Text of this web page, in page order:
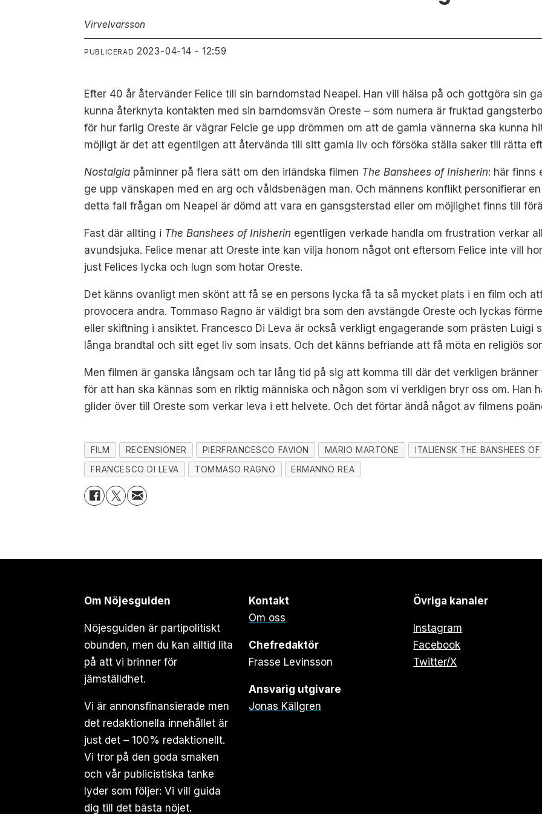
VirveIvarsson
PUBLICERAD 2023-04-14 - 12:59
Efter 40 år återvänder Felice till sin barndomstad Neapel. Han vill hälsa på och gottgöra sin
kunna återknyta kontakten med sin barndomsvän Oreste – som numera är fruktad
för hur farlig Oreste är vägrar Felcie ge upp drömmen om att de gamla vännerna ska kunna
möjligt är det att egentligen att återvända till sitt gamla liv och försöka ställa saker till rätta
Nostalgia påminner på flera sätt om den irländska filmen The Banshees of Inisherin: här finns
ge upp vänskapen med en arg och våldsbenägen man. Och männens konflikt personifierar
detta fall frågan om Neapel är dömd att vara en gansgsterstad eller om möjlighet finns till
Fast där allting i The Banshees of Inisherin egentligen verkade handla om frustration verkar
avundsjuka. Felice menar att Oreste inte kan vilja honom något ont eftersom Felice inte vill
just Felices lycka och lugn som hotar Oreste.
Det känns ovanligt men skönt att få se en persons lycka få ta så mycket plats i en film och
provocera andra. Tommaso Ragno är väldigt bra som den avstängde Oreste och lyckas
eller skiftning i ansiktet. Francesco Di Leva är också verkligt engagerande som prästen Luigi
långa brandtal och sitt eget liv som insats. Och det känns befriande att få möta en religiös
Men filmen är ganska långsam och tar lång tid på sig att komma till där det verkligen
för att han ska kännas som en riktig människa och någon som vi verkligen bryr oss om. Han
glider över till Oreste som verkar leva i ett helvete. Och det förtar ändå något av filmens
FILM RECENSIONER PIERFRANCESCO FAVION MARIO MARTONE
ITALIENSK THE BANSHEES
FRANCESCO DI LEVA
TOMMASO RAGNO ERMANNO REA
Om Nöjesguiden
Nöjesguiden är partipolitiskt
obunden, men du kan alltid lita
på att vi brinner för
jämställdhet.
Vi är annonsfinansierade men
det redaktionella innehållet är
just det – 100% redaktionellt.
Vi tror på den goda smaken
och vår publicistiska tanke
lyder som följer: Vi vill guida
dig till det bästa nöjet.
Kontakt
Om oss
Chefredaktör
Frasse Levinsson
Ansvarig utgivare
Jonas Källgren
Övriga kanaler
Instagram
Facebook
Twitter/X